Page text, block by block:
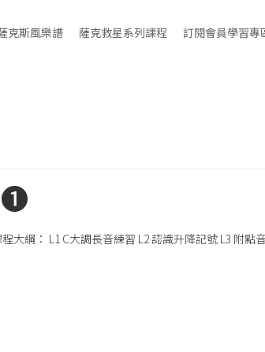
克斯風樂譜 薩克救星系列課程 訂閱會員學習專
➊
大綱： L1 C大調長音練習 L2 認識升降記號 L3 附點